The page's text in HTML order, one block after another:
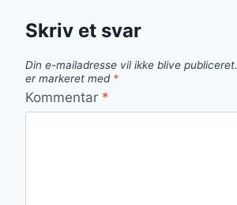
Skriv et svar
Din e-mailadresse vil ikke blive publiceret.
er markeret med *
Kommentar *